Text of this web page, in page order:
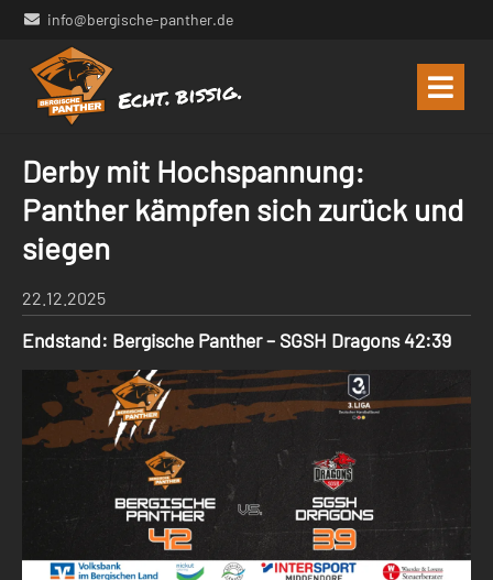
info@bergische-panther.de
Derby mit Hochspannung:
Panther kämpfen sich zurück und
siegen
22.12.2025
Endstand: Bergische Panther – SGSH Dragons 42:39